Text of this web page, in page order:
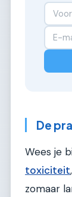
De
Wees je
toxiciteit
zomaar